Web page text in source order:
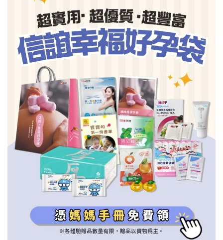
信誼基金會
2022信誼年度報告
2023信誼年度報告
附設幼兒園
小袋鼠幼師網